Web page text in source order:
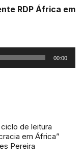
RDP África em
00:00
de leitura
em África”
Pereira